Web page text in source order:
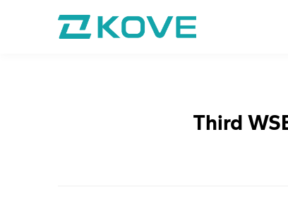
Third